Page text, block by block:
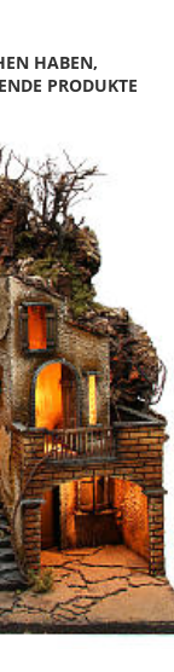
HABEN,
PRODUKTE